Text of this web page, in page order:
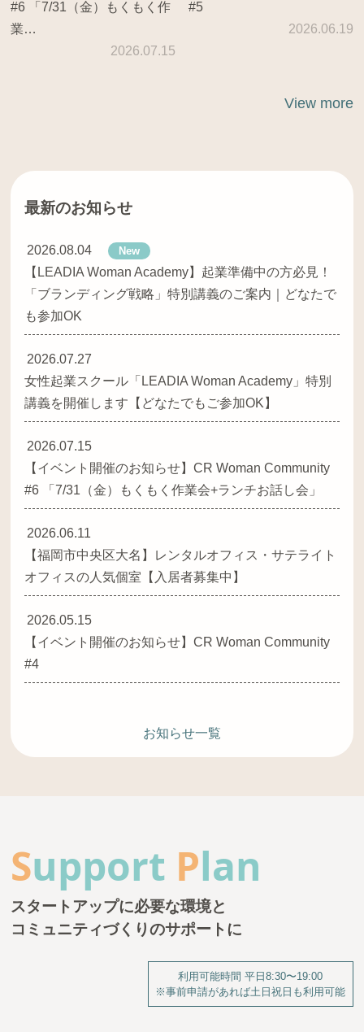
#6 「7/31（金）もくもく作
業…
2026.07.15
#5
2026.06.19
View more
最新のお知らせ
2026.08.04 New
【LEADIA Woman Academy】起業準備中の方必見！
「ブランディング戦略」特別講義のご案内｜どなたで
も参加OK
2026.07.27
女性起業スクール「LEADIA Woman Academy」特別
講義を開催します【どなたでもご参加OK】
2026.07.15
【イベント開催のお知らせ】CR Woman Community
#6 「7/31（金）もくもく作業会+ランチお話し会」
2026.06.11
【福岡市中央区大名】レンタルオフィス・サテライト
オフィスの人気個室【入居者募集中】
2026.05.15
【イベント開催のお知らせ】CR Woman Community
#4
お知らせ一覧
Support Plan
スタートアップに必要な環境と
コミュニティづくりのサポートに
利用可能時間 平日8:30〜19:00
※事前申請があれば土日祝日も利用可能